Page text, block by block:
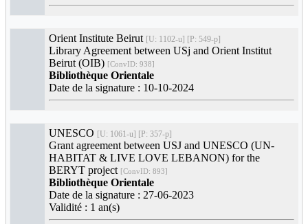
Orient Institute Beirut [U: 1102-u] [P: 549-p]
Library Agreement between USj and Orient Institut
Beirut (OIB) [ConvID: 938]
Bibliothèque Orientale
Date de la signature : 10-10-2024
UNESCO [U: 1061-u] [P: 357-p]
Grant agreement between USJ and UNESCO (UN-
HABITAT & LIVE LOVE LEBANON) for the
BERYT project [ConvID: 893]
Bibliothèque Orientale
Date de la signature : 27-06-2023
Validité : 1 an(s)